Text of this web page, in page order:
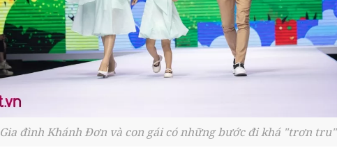
Gia đình Khánh Đơn và con gái có những bước đi khá "trơn tru"